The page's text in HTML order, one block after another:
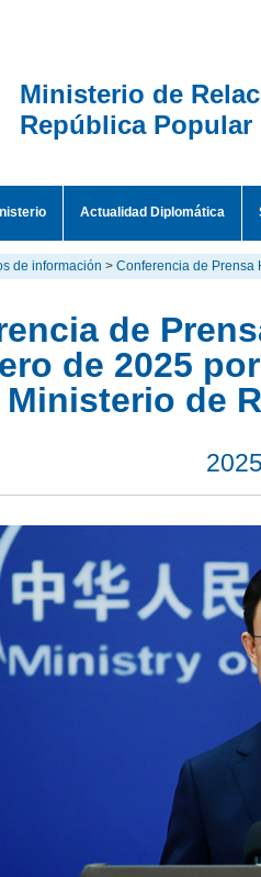
Ministerio de
República Popular
Actualidad Diplomática
de información > Conferencia de Prensa
de
de 2025
Ministerio de